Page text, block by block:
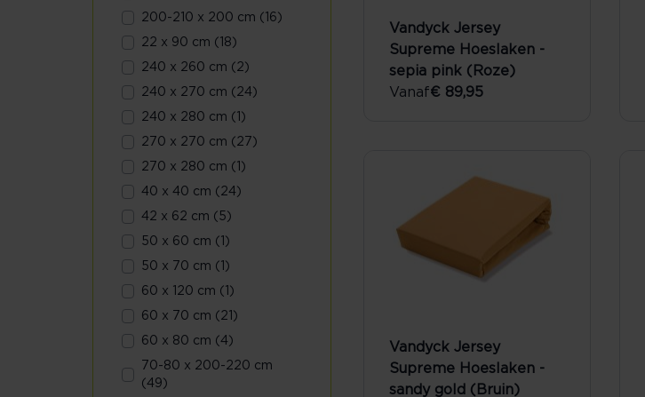
200-210 x 200 cm (16)
22 x 90 cm (18)
240 x 260 cm (2)
240 x 270 cm (24)
240 x 280 cm (1)
270 x 270 cm (27)
270 x 280 cm (1)
40 x 40 cm (24)
42 x 62 cm (5)
50 x 60 cm (1)
50 x 70 cm (1)
60 x 120 cm (1)
60 x 70 cm (21)
60 x 80 cm (4)
70-80 x 200-220 cm
(49)
Vandyck Jersey
Supreme Hoeslaken -
sepia pink (Roze)
Vanaf€ 89,95
Vandyck Jersey
Supreme Hoeslaken -
sandy gold (Bruin)